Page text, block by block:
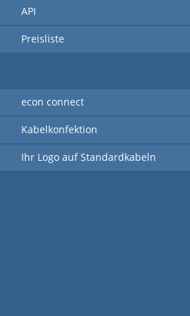
API
Preisliste
econ connect
Kabelkonfektion
Ihr Logo auf Standardkabeln